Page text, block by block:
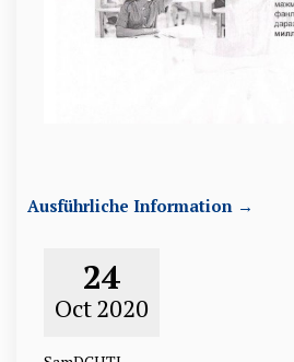
Ausführliche Information →
24
Oct2020